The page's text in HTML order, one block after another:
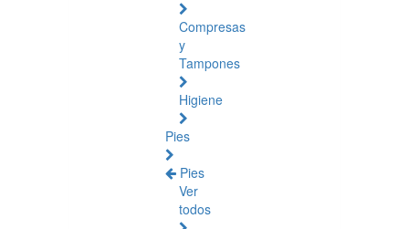
Compresas
y
Tampones
Higiene
Pies
Pies
Ver
todos